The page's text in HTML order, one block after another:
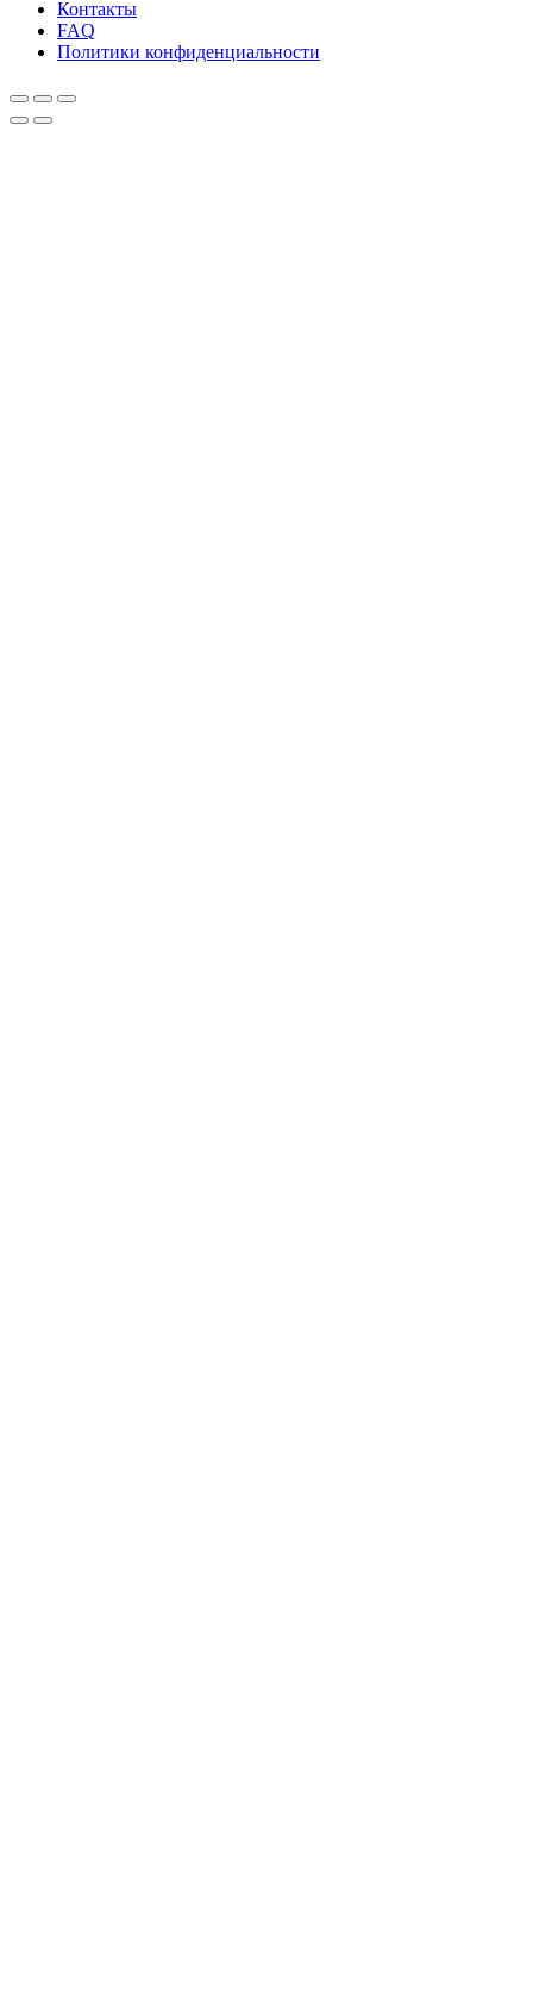
Контакты
FAQ
Политики конфиденциальности